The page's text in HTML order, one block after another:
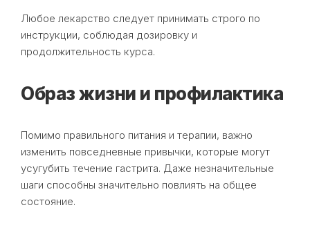
Любое лекарство следует принимать строго по
инструкции, соблюдая дозировку и
продолжительность курса.
Образ жизни и профилактика
Помимо правильного питания и терапии, важно
изменить повседневные привычки, которые могут
усугубить течение гастрита. Даже незначительные
шаги способны значительно повлиять на общее
состояние.